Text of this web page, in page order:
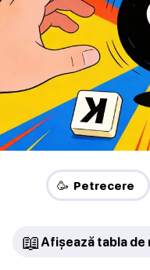
🥳 Petrecere
📖 Afișează tabla de